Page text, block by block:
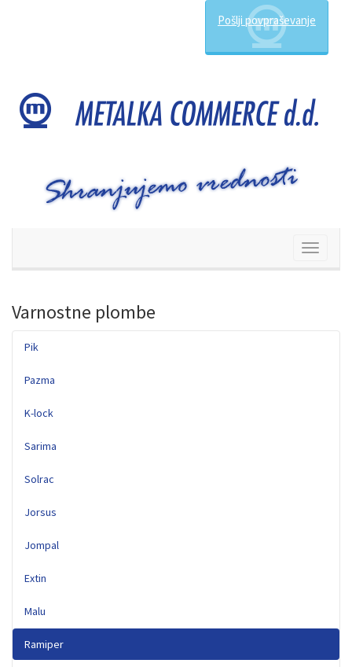
Pošlji povpraševanje
Preklop
Varnostne plombe
Pik
Pazma
K-lock
Sarima
Solrac
Jorsus
Jompal
Extin
Malu
Ramiper